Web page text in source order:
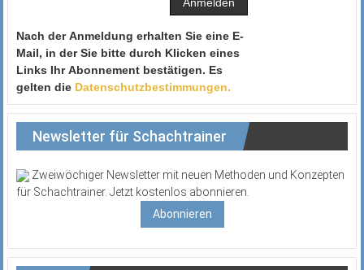
Nach der Anmeldung erhalten Sie eine E-
Mail, in der Sie bitte durch Klicken eines
Links Ihr Abonnement bestätigen. Es
gelten die Datenschutzbestimmungen.
Newsletter für Schachtrainer
Zweiwöchiger Newsletter mit neuen Methoden und Konzepten
für Schachtrainer. Jetzt kostenlos abonnieren.
Abonnieren